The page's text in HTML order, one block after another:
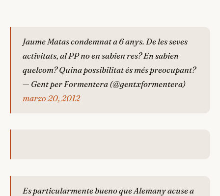
Jaume Matas condemnat a 6 anys. De les seves
activitats, al PP no en sabien res? En sabien
quelcom? Quina possibilitat és més preocupant?
— Gent per Formentera (@gentxformentera)
marzo 20, 2012
Es particularmente bueno que Alemany acuse a